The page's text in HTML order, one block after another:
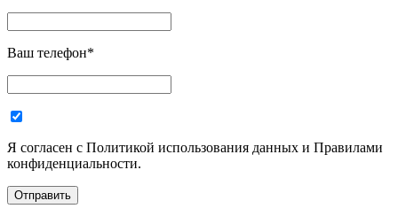
Ваш телефон*
Я согласен с Политикой использования данных и Правилами
конфиденциальности.